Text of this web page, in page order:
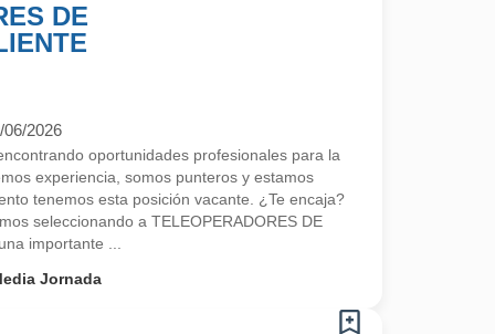
DE
06/2026
oportunidades profesionales para la
experiencia, somos punteros y estamos
tenemos esta posición vacante. ¿Te encaja?
seleccionando a TELEOPERADORES DE
importante ...
Jornada